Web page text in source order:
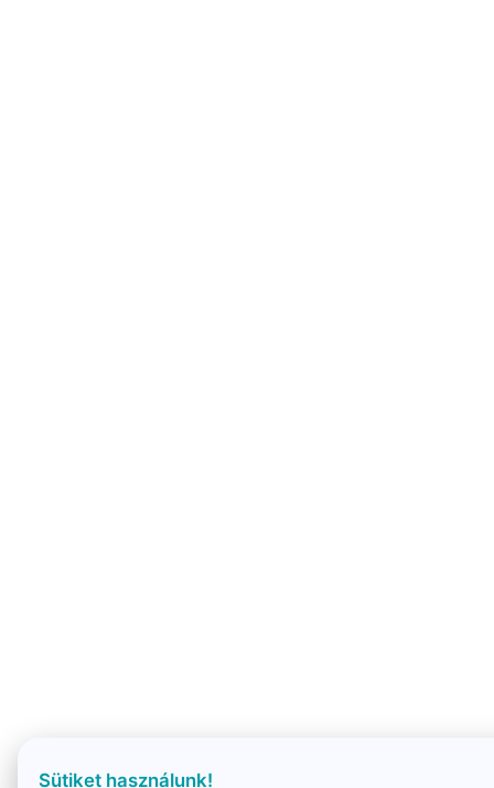
Sütiket használunk!